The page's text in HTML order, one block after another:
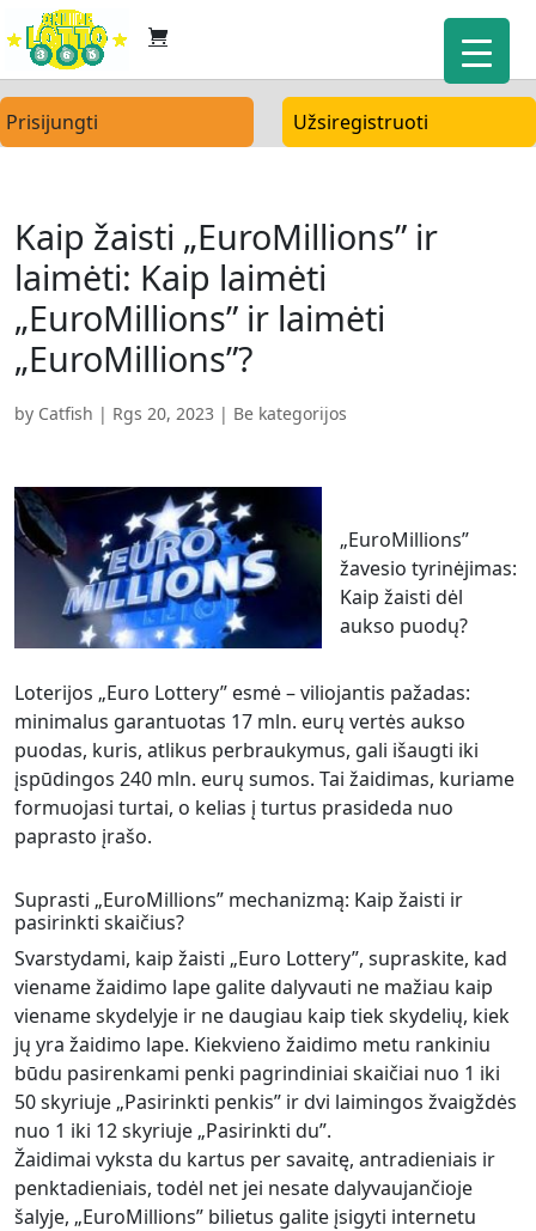
Prisijungti Užsiregistruoti
Kaip žaisti „EuroMillions” ir
laimėti: Kaip laimėti
„EuroMillions” ir laimėti
„EuroMillions”?
by Catfish | Rgs 20, 2023 | Be kategorijos
„EuroMillions”
žavesio tyrinėjimas:
Kaip žaisti dėl
aukso puodų?
Loterijos „Euro Lottery” esmė – viliojantis pažadas:
minimalus garantuotas 17 mln. eurų vertės aukso
puodas, kuris, atlikus perbraukymus, gali išaugti iki
įspūdingos 240 mln. eurų sumos. Tai žaidimas, kuriame
formuojasi turtai, o kelias į turtus prasideda nuo
paprasto įrašo.
Suprasti „EuroMillions” mechanizmą: Kaip žaisti ir
pasirinkti skaičius?
Svarstydami, kaip žaisti „Euro Lottery”, supraskite, kad
viename žaidimo lape galite dalyvauti ne mažiau kaip
viename skydelyje ir ne daugiau kaip tiek skydelių, kiek
jų yra žaidimo lape. Kiekvieno žaidimo metu rankiniu
būdu pasirenkami penki pagrindiniai skaičiai nuo 1 iki
50 skyriuje „Pasirinkti penkis” ir dvi laimingos žvaigždės
nuo 1 iki 12 skyriuje „Pasirinkti du”.
Žaidimai vyksta du kartus per savaitę, antradieniais ir
penktadieniais, todėl net jei nesate dalyvaujančioje
šalyje, „EuroMillions” bilietus galite įsigyti internetu